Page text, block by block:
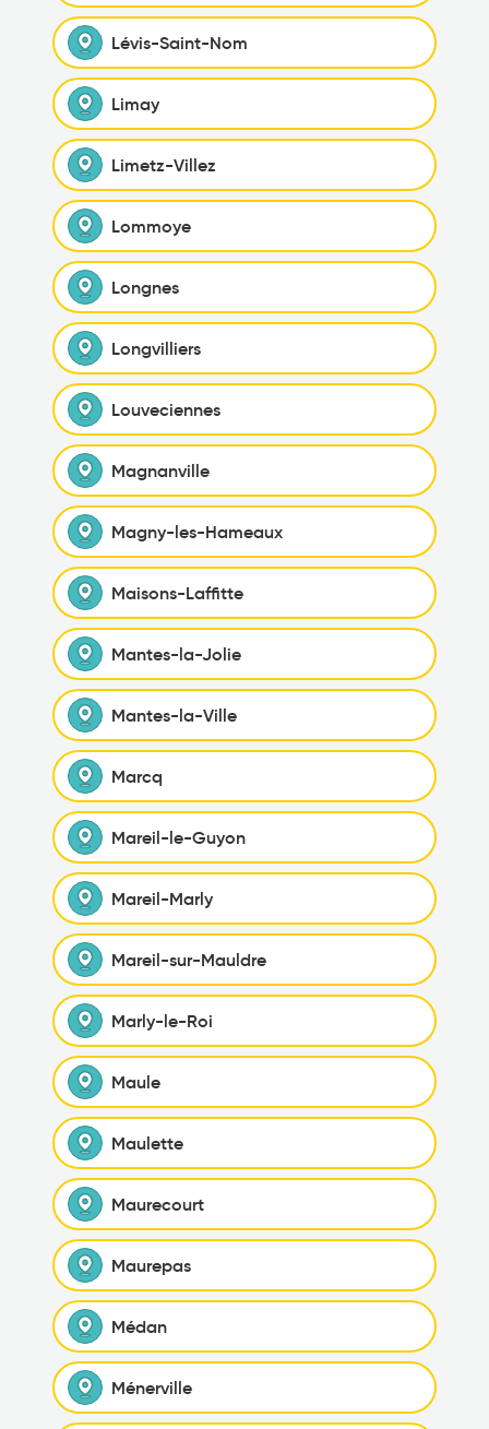
Lévis-Saint-Nom
Limay
Limetz-Villez
Lommoye
Longnes
Longvilliers
Louveciennes
Magnanville
Magny-les-Hameaux
Maisons-Laffitte
Mantes-la-Jolie
Mantes-la-Ville
Marcq
Mareil-le-Guyon
Mareil-Marly
Mareil-sur-Mauldre
Marly-le-Roi
Maule
Maulette
Maurecourt
Maurepas
Médan
Ménerville